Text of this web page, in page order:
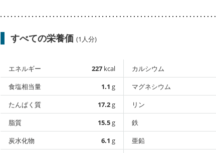
すべての栄養価 (1人分)
エネルギー 227 kcal
食塩相当量
1.1 g
たんぱく質
17.2g
脂質
15.5g
炭水化物
6.1 g
カルシウム
マグネシウム
リン
鉄
亜鉛